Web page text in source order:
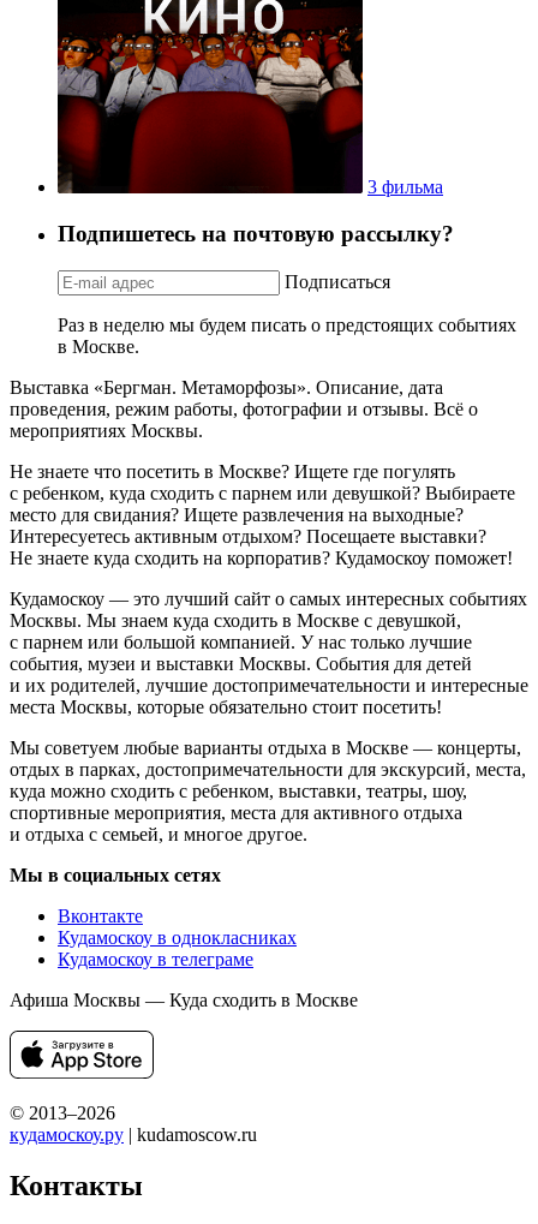
3 фильма
Подпишетесь на почтовую рассылку?
Подписаться
Раз в неделю мы будем писать о предстоящих событиях
в Москве.
Выставка «Бергман. Метаморфозы». Описание, дата
проведения, режим работы, фотографии и отзывы. Всё о
мероприятиях Москвы.
Не знаете что посетить в Москве? Ищете где погулять
с ребенком, куда сходить с парнем или девушкой? Выбираете
место для свидания? Ищете развлечения на выходные?
Интересуетесь активным отдыхом? Посещаете выставки?
Не знаете куда сходить на корпоратив? Кудамоскоу поможет!
Кудамоскоу — это лучший сайт о самых интересных событиях
Москвы. Мы знаем куда сходить в Москве с девушкой,
с парнем или большой компанией. У нас только лучшие
события, музеи и выставки Москвы. События для детей
и их родителей, лучшие достопримечательности и интересные
места Москвы, которые обязательно стоит посетить!
Мы советуем любые варианты отдыха в Москве — концерты,
отдых в парках, достопримечательности для экскурсий, места,
куда можно сходить с ребенком, выставки, театры, шоу,
спортивные мероприятия, места для активного отдыха
и отдыха с семьей, и многое другое.
Мы в социальных сетях
Вконтакте
Кудамоскоу в однокласниках
Кудамоскоу в телеграме
Афиша Москвы — Куда сходить в Москве
© 2013–2026
кудамоскоу.ру | kudamoscow.ru
Контакты